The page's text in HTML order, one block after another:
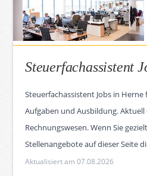
Steuerfachassistent
Steuerfachassistent Jobs in
Aufgaben und Ausbildung. Aktuell
Rechnungswesen. Wenn Sie
Stellenangebote auf dieser Seite
Aktualisiert am 07.08.2026